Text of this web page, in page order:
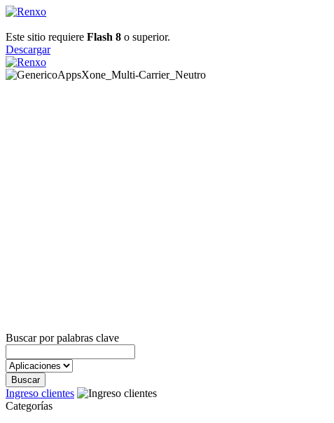
Este sitio requiere Flash 8 o superior.
Descargar
Buscar por palabras clave
Ingreso clientes
Categorías